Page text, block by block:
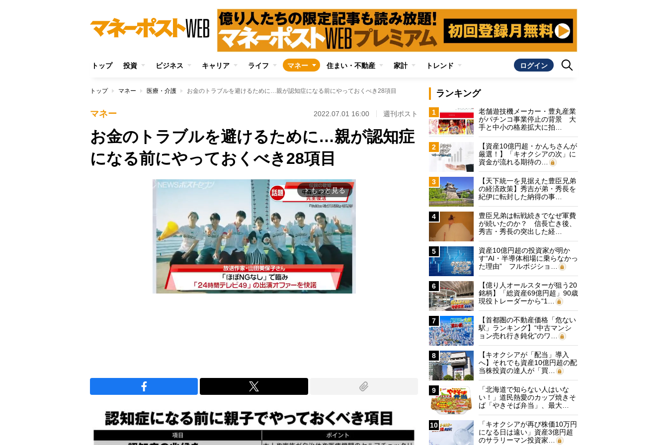
トップ 投資 ビジネス キャリア ライフ マネー 住まい・不動産 家計 トレンド ログイン
トップ マネー 医療・介護 お金のトラブルを避けるために…親が認知症になる前にやっておくべき28項目
マネー 2022.07.01 16:00 週刊ポスト
お金のトラブルを避けるために…親が認知症
になる前にやっておくべき28項目
arrow_forward_ios もっと見る
ランキング
1
老舗遊技機メーカー・豊丸産業
がパチンコ事業停止の背景 大
手と中小の格差拡大に拍…
2
【資産10億円超・かんちさんが
厳選！】「キオクシアの次」に
資金が流れる期待の…
3
【天下統一を見据えた豊臣兄弟
の経済政策】秀吉が弟・秀長を
紀伊に転封した納得の事…
4
豊臣兄弟は転戦続きでなぜ軍費
が続いたのか？ 信長亡き後、
秀吉・秀長の突出した経…
5
資産10億円超の投資家が明か
す“AI・半導体相場に乗らなかっ
た理由” フルポジショ…
6
【億り人オールスターが狙う20
銘柄】「総資産69億円超」90歳
現役トレーダーから“1…
7
【首都圏の不動産価格「危ない
駅」ランキング】“中古マンシ
ョン売れ行き鈍化”のワ…
8
【キオクシアが「配当」導入
へ】それでも資産10億円超の配
当株投資の達人が「買…
9
「北海道で知らない人はいな
い！」道民熱愛のカップ焼きそ
ば「やきそば弁当」、最大…
10
「キオクシアが再び株価10万円
になる日は遠い」資産3億円超
のサラリーマン投資家…